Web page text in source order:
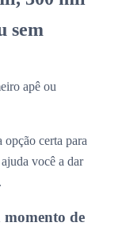
sem
apê ou
opção certa para
você a dar
.
momento de